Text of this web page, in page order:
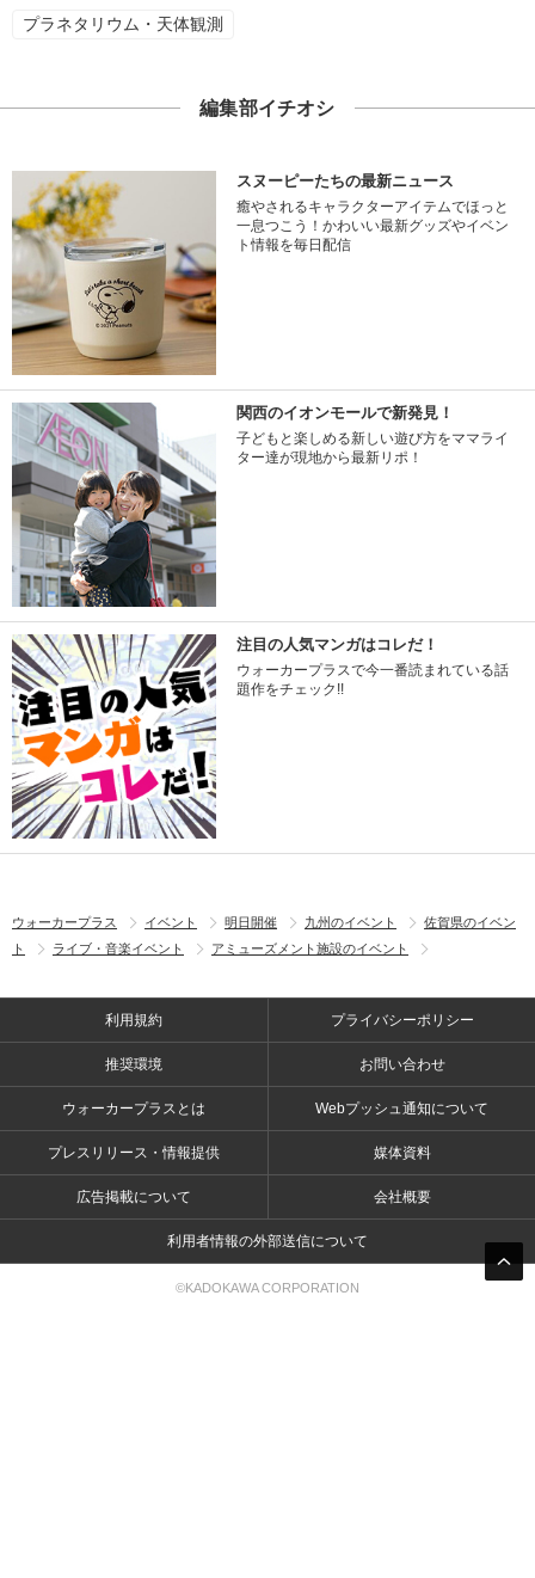
プラネタリウム・天体観測
編集部イチオシ
スヌーピーたちの最新ニュース
癒やされるキャラクターアイテムでほっと
一息つこう！かわいい最新グッズやイベン
ト情報を毎日配信
関西のイオンモールで新発見！
子どもと楽しめる新しい遊び方をママライ
ター達が現地から最新リポ！
注目の人気マンガはコレだ！
ウォーカープラスで今一番読まれている話
題作をチェック!!
ウォーカープラス イベント 明日開催 九州のイベント
佐賀県のイベン
ト
ライブ・音楽イベント アミューズメント施設のイベント
利用規約 プライバシーポリシー
推奨環境 お問い合わせ
ウォーカープラスとは Webプッシュ通知について
プレスリリース・情報提供 媒体資料
広告掲載について 会社概要
利用者情報の外部送信について
©KADOKAWA CORPORATION